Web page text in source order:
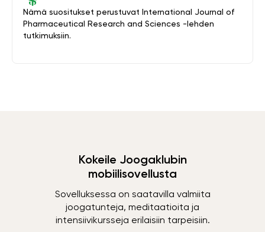
Nämä suositukset perustuvat International Journal of
Pharmaceutical Research and Sciences -lehden
tutkimuksiin.
Kokeile Joogaklubin
mobiilisovellusta
Sovelluksessa on saatavilla valmiita
joogatunteja, meditaatioita ja
intensiivikursseja erilaisiin tarpeisiin.